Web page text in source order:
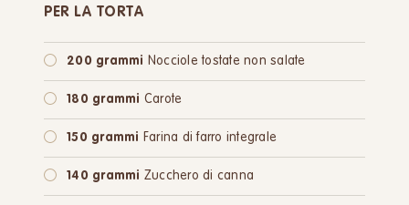
PER LA TORTA
200 grammi Nocciole tostate non salate
180 grammi Carote
150 grammi Farina di farro integrale
140 grammi Zucchero di canna